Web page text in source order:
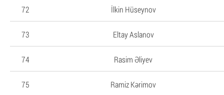
72 İlkin Hüseynov
73 Eltay Aslanov
74 Rasim Əliyev
75 Ramiz Kərimov